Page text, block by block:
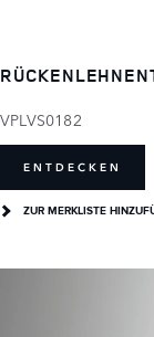
VPLVS0182
ENTDECKEN
ZUR MERKLISTE